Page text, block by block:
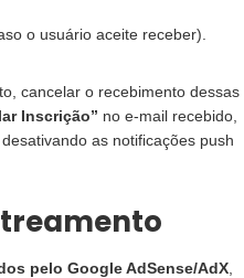
o usuário aceite receber).
cancelar o recebimento dessas
Inscrição” no e-mail recebido,
as notificações push
pelo Google AdSense/AdX